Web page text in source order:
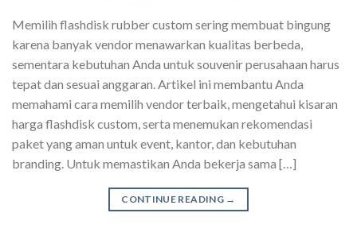
Memilih flashdisk rubber custom sering membuat bingung
karena banyak vendor menawarkan kualitas berbeda,
sementara kebutuhan Anda untuk souvenir perusahaan harus
tepat dan sesuai anggaran. Artikel ini membantu Anda
memahami cara memilih vendor terbaik, mengetahui kisaran
harga flashdisk custom, serta menemukan rekomendasi
paket yang aman untuk event, kantor, dan kebutuhan
branding. Untuk memastikan Anda bekerja sama […]
CONTINUE READING →